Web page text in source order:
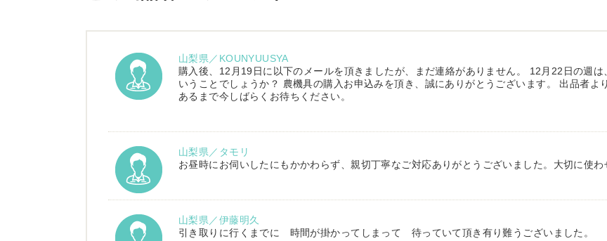
山梨県／KOUNYUUSYA
購入後、12月19日に以下のメールを頂きましたが、まだ連絡がありません。 12月22日の週
いうことでしょうか？ 農機具の購入お申込みを頂き、誠にありがとうございます。 出品者
あるまで今しばらくお待ちください。
山梨県／タモリ
お昼時にお伺いしたにもかかわらず、親切丁寧なご対応ありがとうございました。大切に使
山梨県／伊藤明久
引き取りに行くまでに 時間が掛かってしまって 待っていて頂き有り難うございました。